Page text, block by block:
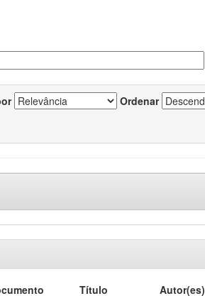
Ordenar
Título Autor(es)